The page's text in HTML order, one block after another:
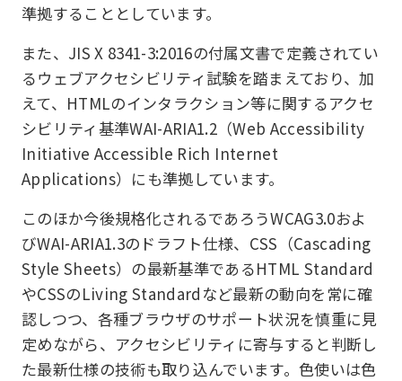
準拠することとしています。
また、JIS X 8341-3:2016の付属文書で定義されてい
るウェブアクセシビリティ試験を踏まえており、加
えて、HTMLのインタラクション等に関するアクセ
シビリティ基準WAI-ARIA1.2（Web Accessibility
Initiative Accessible Rich Internet
Applications）にも準拠しています。
このほか今後規格化されるであろうWCAG3.0およ
びWAI-ARIA1.3のドラフト仕様、CSS（Cascading
Style Sheets）の最新基準であるHTML Standard
やCSSのLiving Standardなど最新の動向を常に確
認しつつ、各種ブラウザのサポート状況を慎重に見
定めながら、アクセシビリティに寄与すると判断し
た最新仕様の技術も取り込んでいます。色使いは色